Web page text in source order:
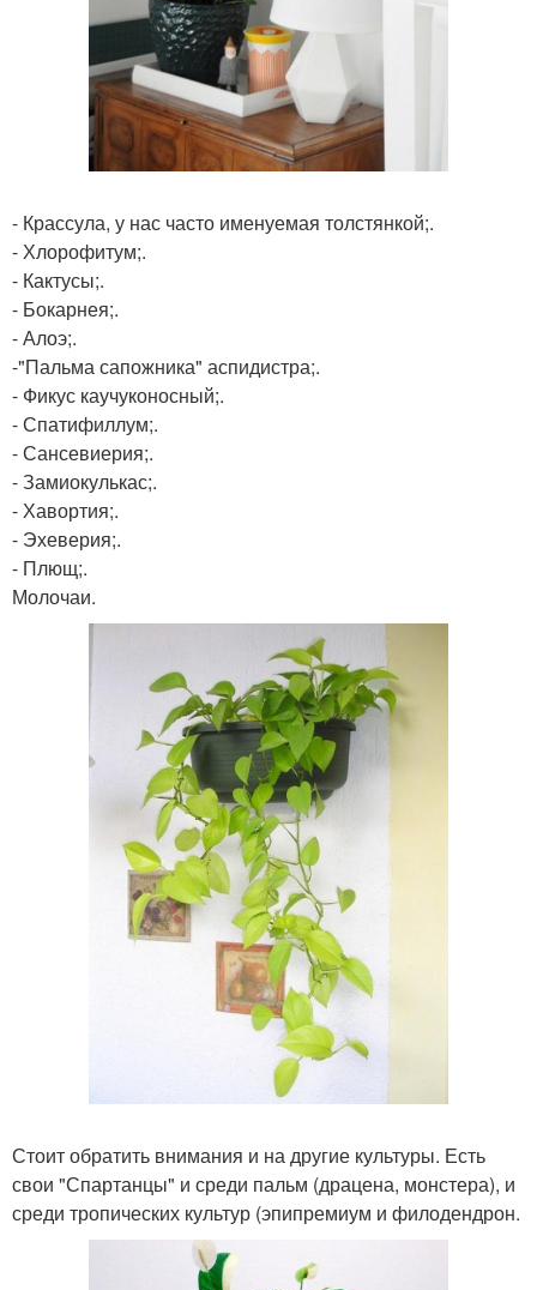
- Крассула, у нас часто именуемая толстянкой;.
- Хлорофитум;.
- Кактусы;.
- Бокарнея;.
- Алоэ;.
-"Пальма сапожника" аспидистра;.
- Фикус каучуконосный;.
- Спатифиллум;.
- Сансевиерия;.
- Замиокулькас;.
- Хавортия;.
- Эхеверия;.
- Плющ;.
Молочаи.
Стоит обратить внимания и на другие культуры. Есть
свои "Спартанцы" и среди пальм (драцена, монстера), и
среди тропических культур (эпипремиум и филодендрон.